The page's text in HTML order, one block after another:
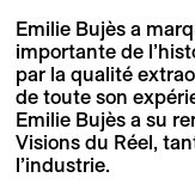
Emilie Bujès a
importante de
par la qualité
de toute son
Emilie Bujès a su
Visions du Réel,
l’industrie.